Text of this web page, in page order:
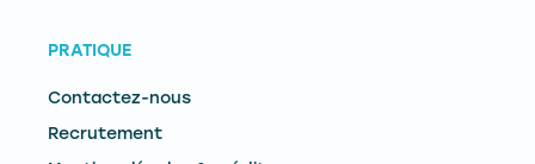
PRATIQUE
Contactez-nous
Recrutement